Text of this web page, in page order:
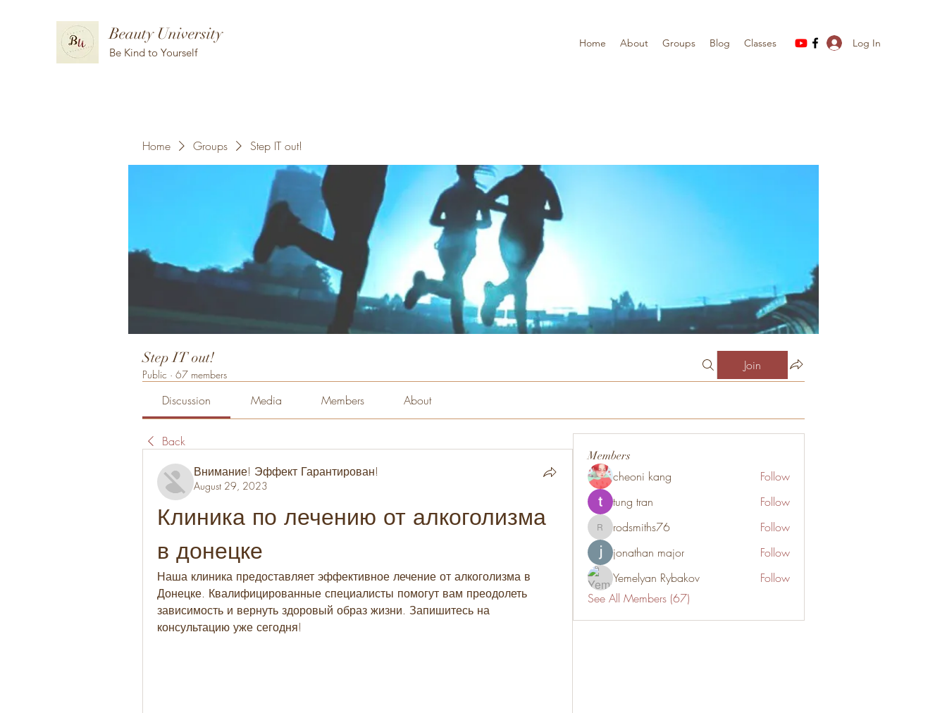
Beauty University
Be Kind to Yourself
Home About Groups Blog Classes Log In
Home Groups Step IT out!
Step IT out!
Public · 67 members
Join
Discussion Media Members About
Back
Внимание! Эффект Гарантирован!
August 29, 2023
Клиника по лечению от алкоголизма
в донецке
Наша клиника предоставляет эффективное лечение от алкоголизма в
Донецке. Квалифицированные специалисты помогут вам преодолеть
зависимость и вернуть здоровый образ жизни. Запишитесь на
консультацию уже сегодня!
Members
cheoni kang
Follow
tung tran
Follow
rodsmiths76
rodsmiths76
Follow
jonathan major
Follow
Yemelyan Rybakov
Follow
See All Members (67)